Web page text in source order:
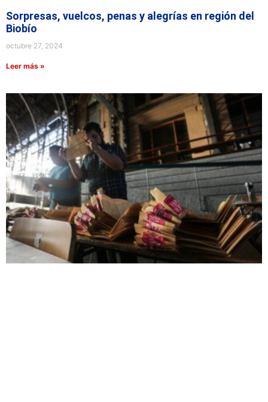
Sorpresas, vuelcos, penas y alegrías en región del
Biobío
octubre 27, 2024
Leer más »